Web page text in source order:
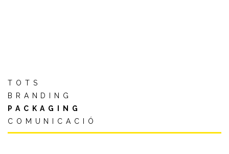
TOTS
BRANDING
PACKAGING
COMUNICACIÓ